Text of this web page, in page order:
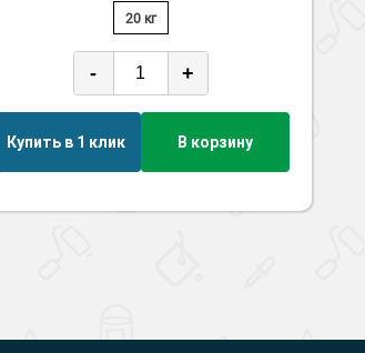
20 кг
- +
Купить в 1 клик В корзину